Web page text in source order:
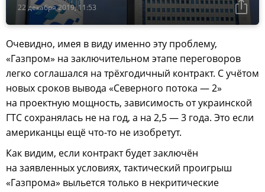
22 декабря 2019, 11:53
Очевидно, имея в виду именно эту проблему,
«Газпром» на заключительном этапе переговоров
легко соглашался на трёхгодичный контракт. С учётом
новых сроков вывода «Северного потока — 2»
на проектную мощность, зависимость от украинской
ГТС сохранялась не на год, а на 2,5 — 3 года. Это если
американцы ещё что-то не изобретут.
Как видим, если контракт будет заключён
на заявленных условиях, тактический проигрыш
«Газпрома» выльется только в некритические